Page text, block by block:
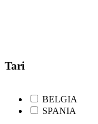
Tari
BELGIA
SPANIA